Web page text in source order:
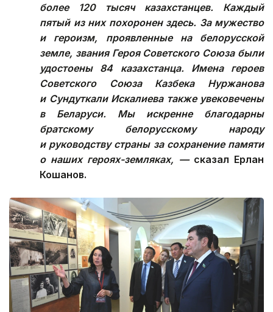
более 120 тысяч казахстанцев. Каждый
пятый из них похоронен здесь. За мужество
и героизм, проявленные на белорусской
земле, звания Героя Советского Союза были
удостоены 84 казахстанца. Имена героев
Советского Союза Казбека Нуржанова
и Сундуткали Искалиева также увековечены
в Беларуси. Мы искренне благодарны
братскому белорусскому народу
и руководству страны за сохранение памяти
о наших героях-земляках, — сказал Ерлан
Кошанов.